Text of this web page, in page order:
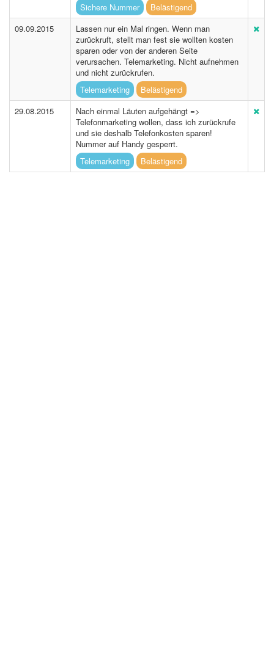
Sichere Nummer
Belästigend
09.09.2015
Lassen nur ein Mal ringen. Wenn man
zurückruft, stellt man fest sie wollten kosten
sparen oder von der anderen Seite
verursachen. Telemarketing. Nicht aufnehmen
und nicht zurückrufen.
Telemarketing
Belästigend
29.08.2015
Nach einmal Läuten aufgehängt =>
Telefonmarketing wollen, dass ich zurückrufe
und sie deshalb Telefonkosten sparen!
Nummer auf Handy gesperrt.
Telemarketing
Belästigend